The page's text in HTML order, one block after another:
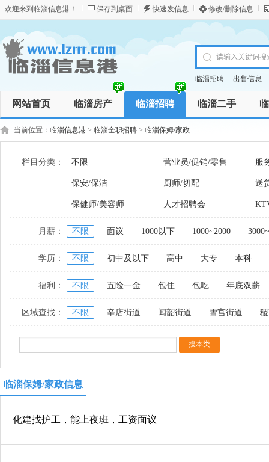
欢迎来到临淄信息港！ 保存到桌面 快速发信息 修改/删除信息
临淄招聘 出售信息
网站首页 临淄房产 临淄招聘 临淄二手
商务服务 资讯 商品
当前位置： 临淄信息港 > 临淄全职招聘 > 临淄保姆/家政
栏目分类： 不限 营业员/促销/零售 服
保安/保洁 厨师/切配 送
保健师/美容师 人才招聘会
月薪： 不限 面议 1000以下 1000~2000
学历： 不限 初中及以下 高中 大专 本科
福利： 不限 五险一金 包住 包吃 年底双薪
区域查找： 不限 辛店街道 闻韶街道 雪宫街道
临淄保姆/家政信息
化建找护工，能上夜班，工资面议